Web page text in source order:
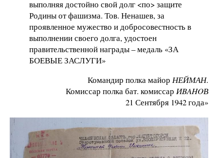
выполняя достойно свой долг <по> защите
Родины от фашизма. Тов. Ненашев, за
проявленное мужество и добросовестность в
выполнении своего долга, удостоен
правительственной награды – медаль «ЗА
БОЕВЫЕ ЗАСЛУГИ»
Командир полка майор НЕЙМАН.
Комиссар полка бат. комиссар ИBAHOВ
21 Сентября 1942 года»